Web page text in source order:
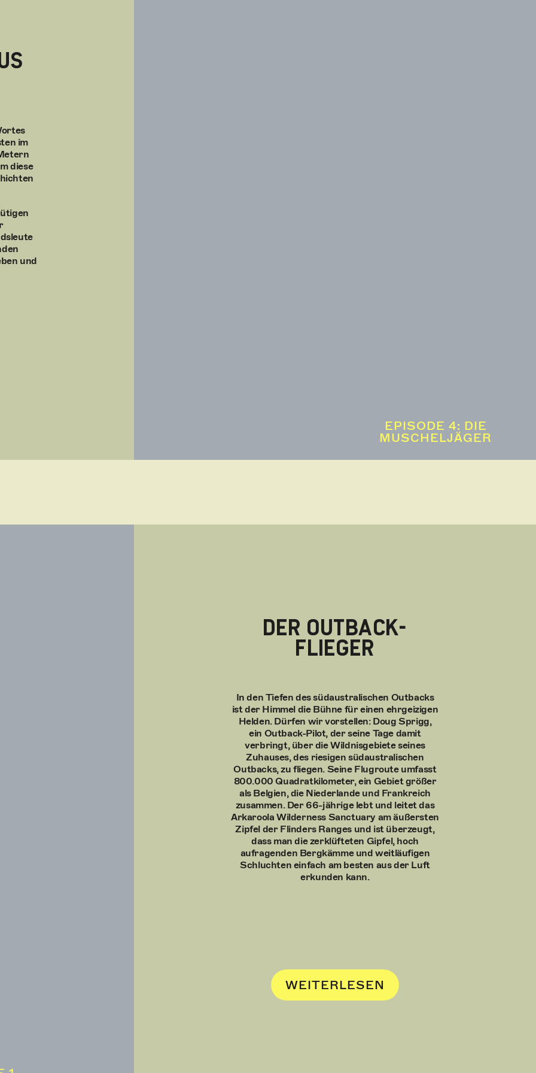
EPISODE 4: DIE
MUSCHELJÄGER
im
diese
und
DER OUTBACK-
FLIEGER
In den Tiefen des südaustralischen Outbacks
ist der Himmel die Bühne für einen ehrgeizigen
Helden. Dürfen wir vorstellen: Doug Sprigg,
ein Outback-Pilot, der seine Tage damit
verbringt, über die Wildnisgebiete seines
Zuhauses, des riesigen südaustralischen
Outbacks, zu fliegen. Seine Flugroute umfasst
800.000 Quadratkilometer, ein Gebiet größer
als Belgien, die Niederlande und Frankreich
zusammen. Der 66-jährige lebt und leitet das
Arkaroola Wilderness Sanctuary am äußersten
Zipfel der Flinders Ranges und ist überzeugt,
dass man die zerklüfteten Gipfel, hoch
aufragenden Bergkämme und weitläufigen
Schluchten einfach am besten aus der Luft
erkunden kann.
WEITERLESEN